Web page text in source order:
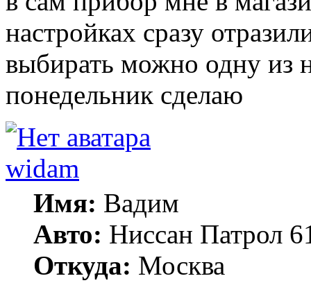
настройках сразу
выбирать можно одну из
понедельник сделаю
widam
Имя: Вадим
Авто: Ниссан Патрол
Откуда: Москва